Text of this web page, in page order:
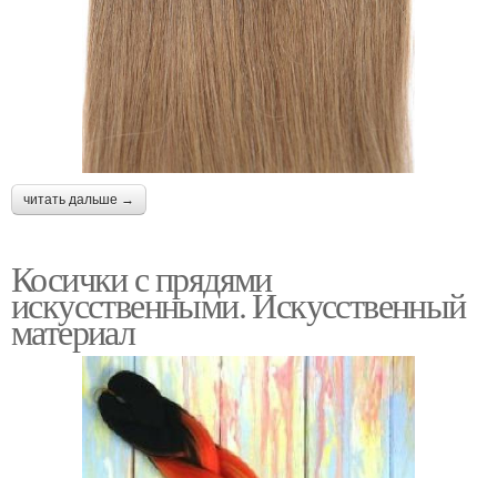
читать дальше →
Косички с прядями
искусственными. Искусственный
материал